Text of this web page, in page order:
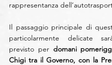
rappresentanza
Il passaggio principale di
particolarmente delicate
previsto per domani
Chigi tra il Governo, con la